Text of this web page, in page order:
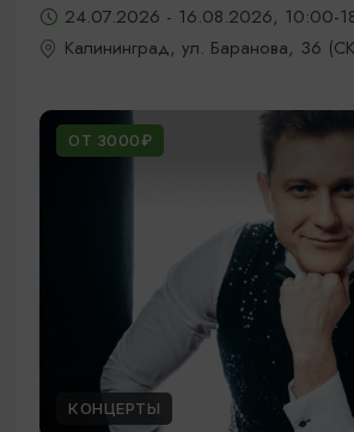
24.07.2026 - 16.08.2026, 10:00-
Калининград, ул. Баранова, 36
ОТ 3000₽
КОНЦЕРТЫ